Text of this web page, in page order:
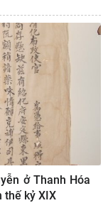
ở Thanh Hóa
thế kỷ XIX